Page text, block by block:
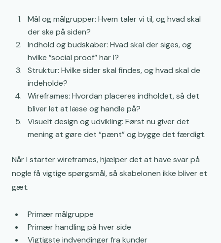
Mål og målgrupper: Hvem taler vi til, og hvad skal
der ske på siden?
Indhold og budskaber: Hvad skal der siges, og
hvilke ”social proof“ har I?
Struktur: Hvilke sider skal findes, og hvad skal de
indeholde?
Wireframes: Hvordan placeres indholdet, så det
bliver let at læse og handle på?
Visuelt design og udvikling: Først nu giver det
mening at gøre det “pænt” og bygge det færdigt.
Når I starter wireframes, hjælper det at have svar på
nogle få vigtige spørgsmål, så skabelonen ikke bliver et
gæt.
Primær målgruppe
Primær handling på hver side
Vigtigste indvendinger fra kunder